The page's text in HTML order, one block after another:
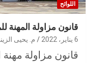
اللوائح
قانون مزاولة المهنة
6 يناير، 2022 م. يحيى
قانون مزاولة